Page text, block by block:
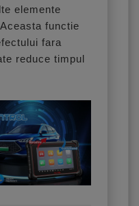
elemente
functie
fara
reduce timpul